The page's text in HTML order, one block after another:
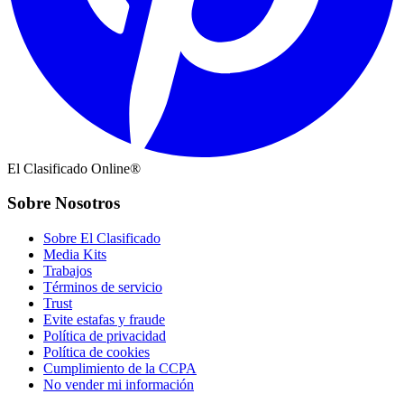
El Clasificado Online®
Sobre Nosotros
Sobre El Clasificado
Media Kits
Trabajos
Términos de servicio
Trust
Evite estafas y fraude
Política de privacidad
Política de cookies
Cumplimiento de la CCPA
No vender mi información